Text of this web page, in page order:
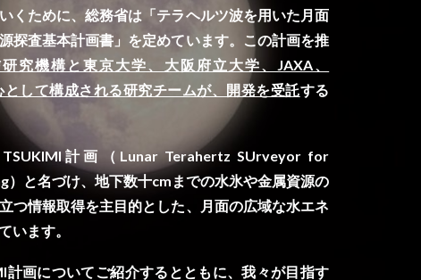
くために、総務省は「テラヘルツ波を用いた月面
探査基本計画書 」を定めています。この計画を推
究機構と東京大学、大阪府立大学、JAXA、
して構成される研究チームが、開発を受託する
計画（Lunar Terahertz SUrveyor for
と名づけ、地下数十cmまでの水氷や金属資源の
つ情報取得を主目的とした、月面の広域な水エネ
います。
計画についてご紹介するとともに、我々が目指す